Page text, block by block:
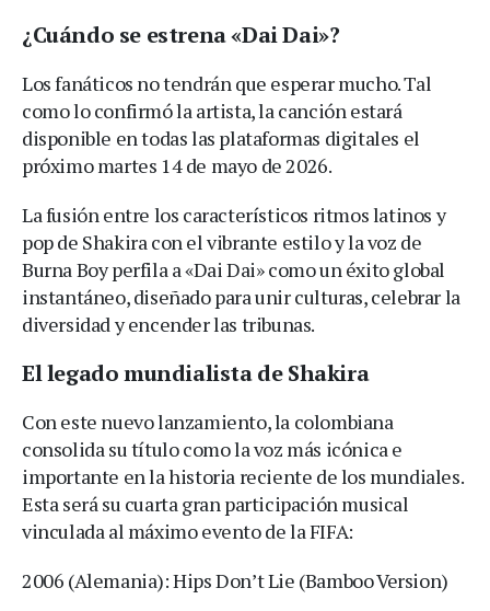
¿Cuándo se estrena «Dai Dai»?
Los fanáticos no tendrán que esperar mucho. Tal
como lo confirmó la artista, la canción estará
disponible en todas las plataformas digitales el
próximo martes 14 de mayo de 2026.
La fusión entre los característicos ritmos latinos y
pop de Shakira con el vibrante estilo y la voz de
Burna Boy perfila a «Dai Dai» como un éxito global
instantáneo, diseñado para unir culturas, celebrar la
diversidad y encender las tribunas.
El legado mundialista de Shakira
Con este nuevo lanzamiento, la colombiana
consolida su título como la voz más icónica e
importante en la historia reciente de los mundiales.
Esta será su cuarta gran participación musical
vinculada al máximo evento de la FIFA:
2006 (Alemania): Hips Don’t Lie (Bamboo Version)